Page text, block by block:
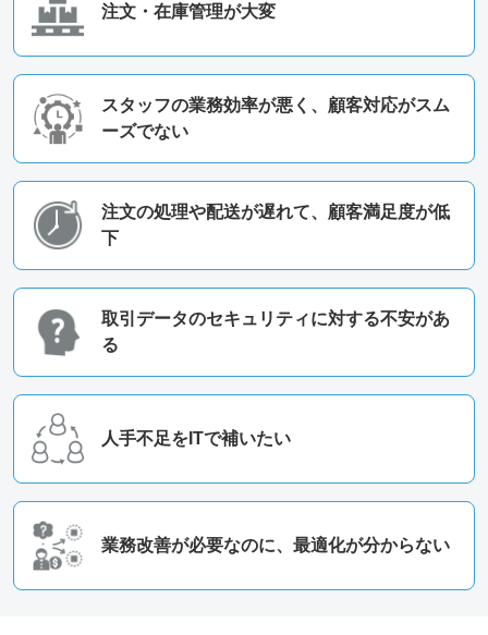
注文・在庫管理が大変
スタッフの業務効率が悪く、顧客対応がスム
ーズでない
注文の処理や配送が遅れて、顧客満足度が低
下
取引データのセキュリティに対する不安があ
る
人手不足をITで補いたい
業務改善が必要なのに、最適化が分からない